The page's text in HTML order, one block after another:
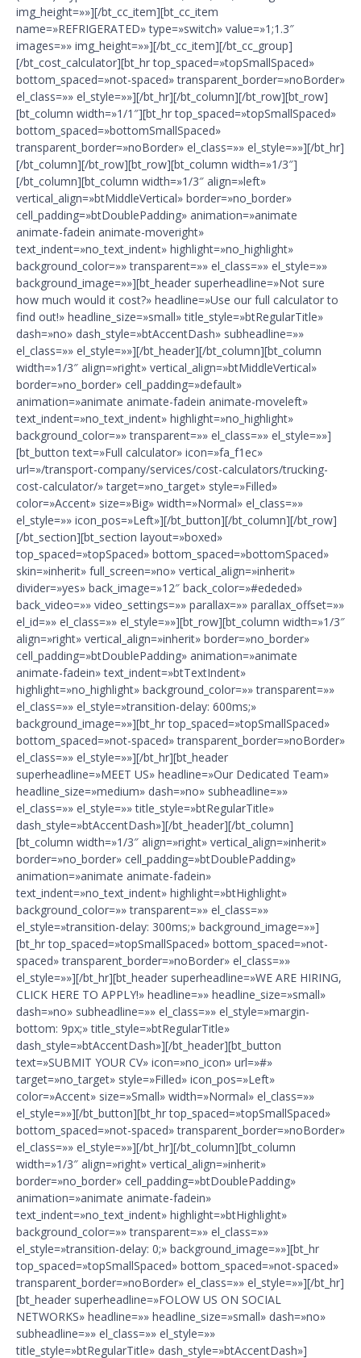
img_height=»»][/bt_cc_item][bt_cc_item
name=»REFRIGERATED» type=»switch» value=»1;1.3″
images=»» img_height=»»][/bt_cc_item][/bt_cc_group]
[/bt_cost_calculator][bt_hr top_spaced=»topSmallSpaced»
bottom_spaced=»not-spaced» transparent_border=»noBorder»
el_class=»» el_style=»»][/bt_hr][/bt_column][/bt_row][bt_row]
[bt_column width=»1/1″][bt_hr top_spaced=»topSmallSpaced»
bottom_spaced=»bottomSmallSpaced»
transparent_border=»noBorder» el_class=»» el_style=»»][/bt_hr]
[/bt_column][/bt_row][bt_row][bt_column width=»1/3″]
[/bt_column][bt_column width=»1/3″ align=»left»
vertical_align=»btMiddleVertical» border=»no_border»
cell_padding=»btDoublePadding» animation=»animate
animate-fadein animate-moveright»
text_indent=»no_text_indent» highlight=»no_highlight»
background_color=»» transparent=»» el_class=»» el_style=»»
background_image=»»][bt_header superheadline=»Not sure
how much would it cost?» headline=»Use our full calculator to
find out!» headline_size=»small» title_style=»btRegularTitle»
dash=»no» dash_style=»btAccentDash» subheadline=»»
el_class=»» el_style=»»][/bt_header][/bt_column][bt_column
width=»1/3″ align=»right» vertical_align=»btMiddleVertical»
border=»no_border» cell_padding=»default»
animation=»animate animate-fadein animate-moveleft»
text_indent=»no_text_indent» highlight=»no_highlight»
background_color=»» transparent=»» el_class=»» el_style=»»]
[bt_button text=»Full calculator» icon=»fa_f1ec»
url=»/transport-company/services/cost-calculators/trucking-
cost-calculator/» target=»no_target» style=»Filled»
color=»Accent» size=»Big» width=»Normal» el_class=»»
el_style=»» icon_pos=»Left»][/bt_button][/bt_column][/bt_row]
[/bt_section][bt_section layout=»boxed»
top_spaced=»topSpaced» bottom_spaced=»bottomSpaced»
skin=»inherit» full_screen=»no» vertical_align=»inherit»
divider=»yes» back_image=»12″ back_color=»#ededed»
back_video=»» video_settings=»» parallax=»» parallax_offset=»»
el_id=»» el_class=»» el_style=»»][bt_row][bt_column width=»1/3″
align=»right» vertical_align=»inherit» border=»no_border»
cell_padding=»btDoublePadding» animation=»animate
animate-fadein» text_indent=»btTextIndent»
highlight=»no_highlight» background_color=»» transparent=»»
el_class=»» el_style=»transition-delay: 600ms;»
background_image=»»][bt_hr top_spaced=»topSmallSpaced»
bottom_spaced=»not-spaced» transparent_border=»noBorder»
el_class=»» el_style=»»][/bt_hr][bt_header
superheadline=»MEET US» headline=»Our Dedicated Team»
headline_size=»medium» dash=»no» subheadline=»»
el_class=»» el_style=»» title_style=»btRegularTitle»
dash_style=»btAccentDash»][/bt_header][/bt_column]
[bt_column width=»1/3″ align=»right» vertical_align=»inherit»
border=»no_border» cell_padding=»btDoublePadding»
animation=»animate animate-fadein»
text_indent=»no_text_indent» highlight=»btHighlight»
background_color=»» transparent=»» el_class=»»
el_style=»transition-delay: 300ms;» background_image=»»]
[bt_hr top_spaced=»topSmallSpaced» bottom_spaced=»not-
spaced» transparent_border=»noBorder» el_class=»»
el_style=»»][/bt_hr][bt_header superheadline=»WE ARE HIRING,
CLICK HERE TO APPLY!» headline=»» headline_size=»small»
dash=»no» subheadline=»» el_class=»» el_style=»margin-
bottom: 9px;» title_style=»btRegularTitle»
dash_style=»btAccentDash»][/bt_header][bt_button
text=»SUBMIT YOUR CV» icon=»no_icon» url=»#»
target=»no_target» style=»Filled» icon_pos=»Left»
color=»Accent» size=»Small» width=»Normal» el_class=»»
el_style=»»][/bt_button][bt_hr top_spaced=»topSmallSpaced»
bottom_spaced=»not-spaced» transparent_border=»noBorder»
el_class=»» el_style=»»][/bt_hr][/bt_column][bt_column
width=»1/3″ align=»right» vertical_align=»inherit»
border=»no_border» cell_padding=»btDoublePadding»
animation=»animate animate-fadein»
text_indent=»no_text_indent» highlight=»btHighlight»
background_color=»» transparent=»» el_class=»»
el_style=»transition-delay: 0;» background_image=»»][bt_hr
top_spaced=»topSmallSpaced» bottom_spaced=»not-spaced»
transparent_border=»noBorder» el_class=»» el_style=»»][/bt_hr]
[bt_header superheadline=»FOLOW US ON SOCIAL
NETWORKS» headline=»» headline_size=»small» dash=»no»
subheadline=»» el_class=»» el_style=»»
title_style=»btRegularTitle» dash_style=»btAccentDash»]